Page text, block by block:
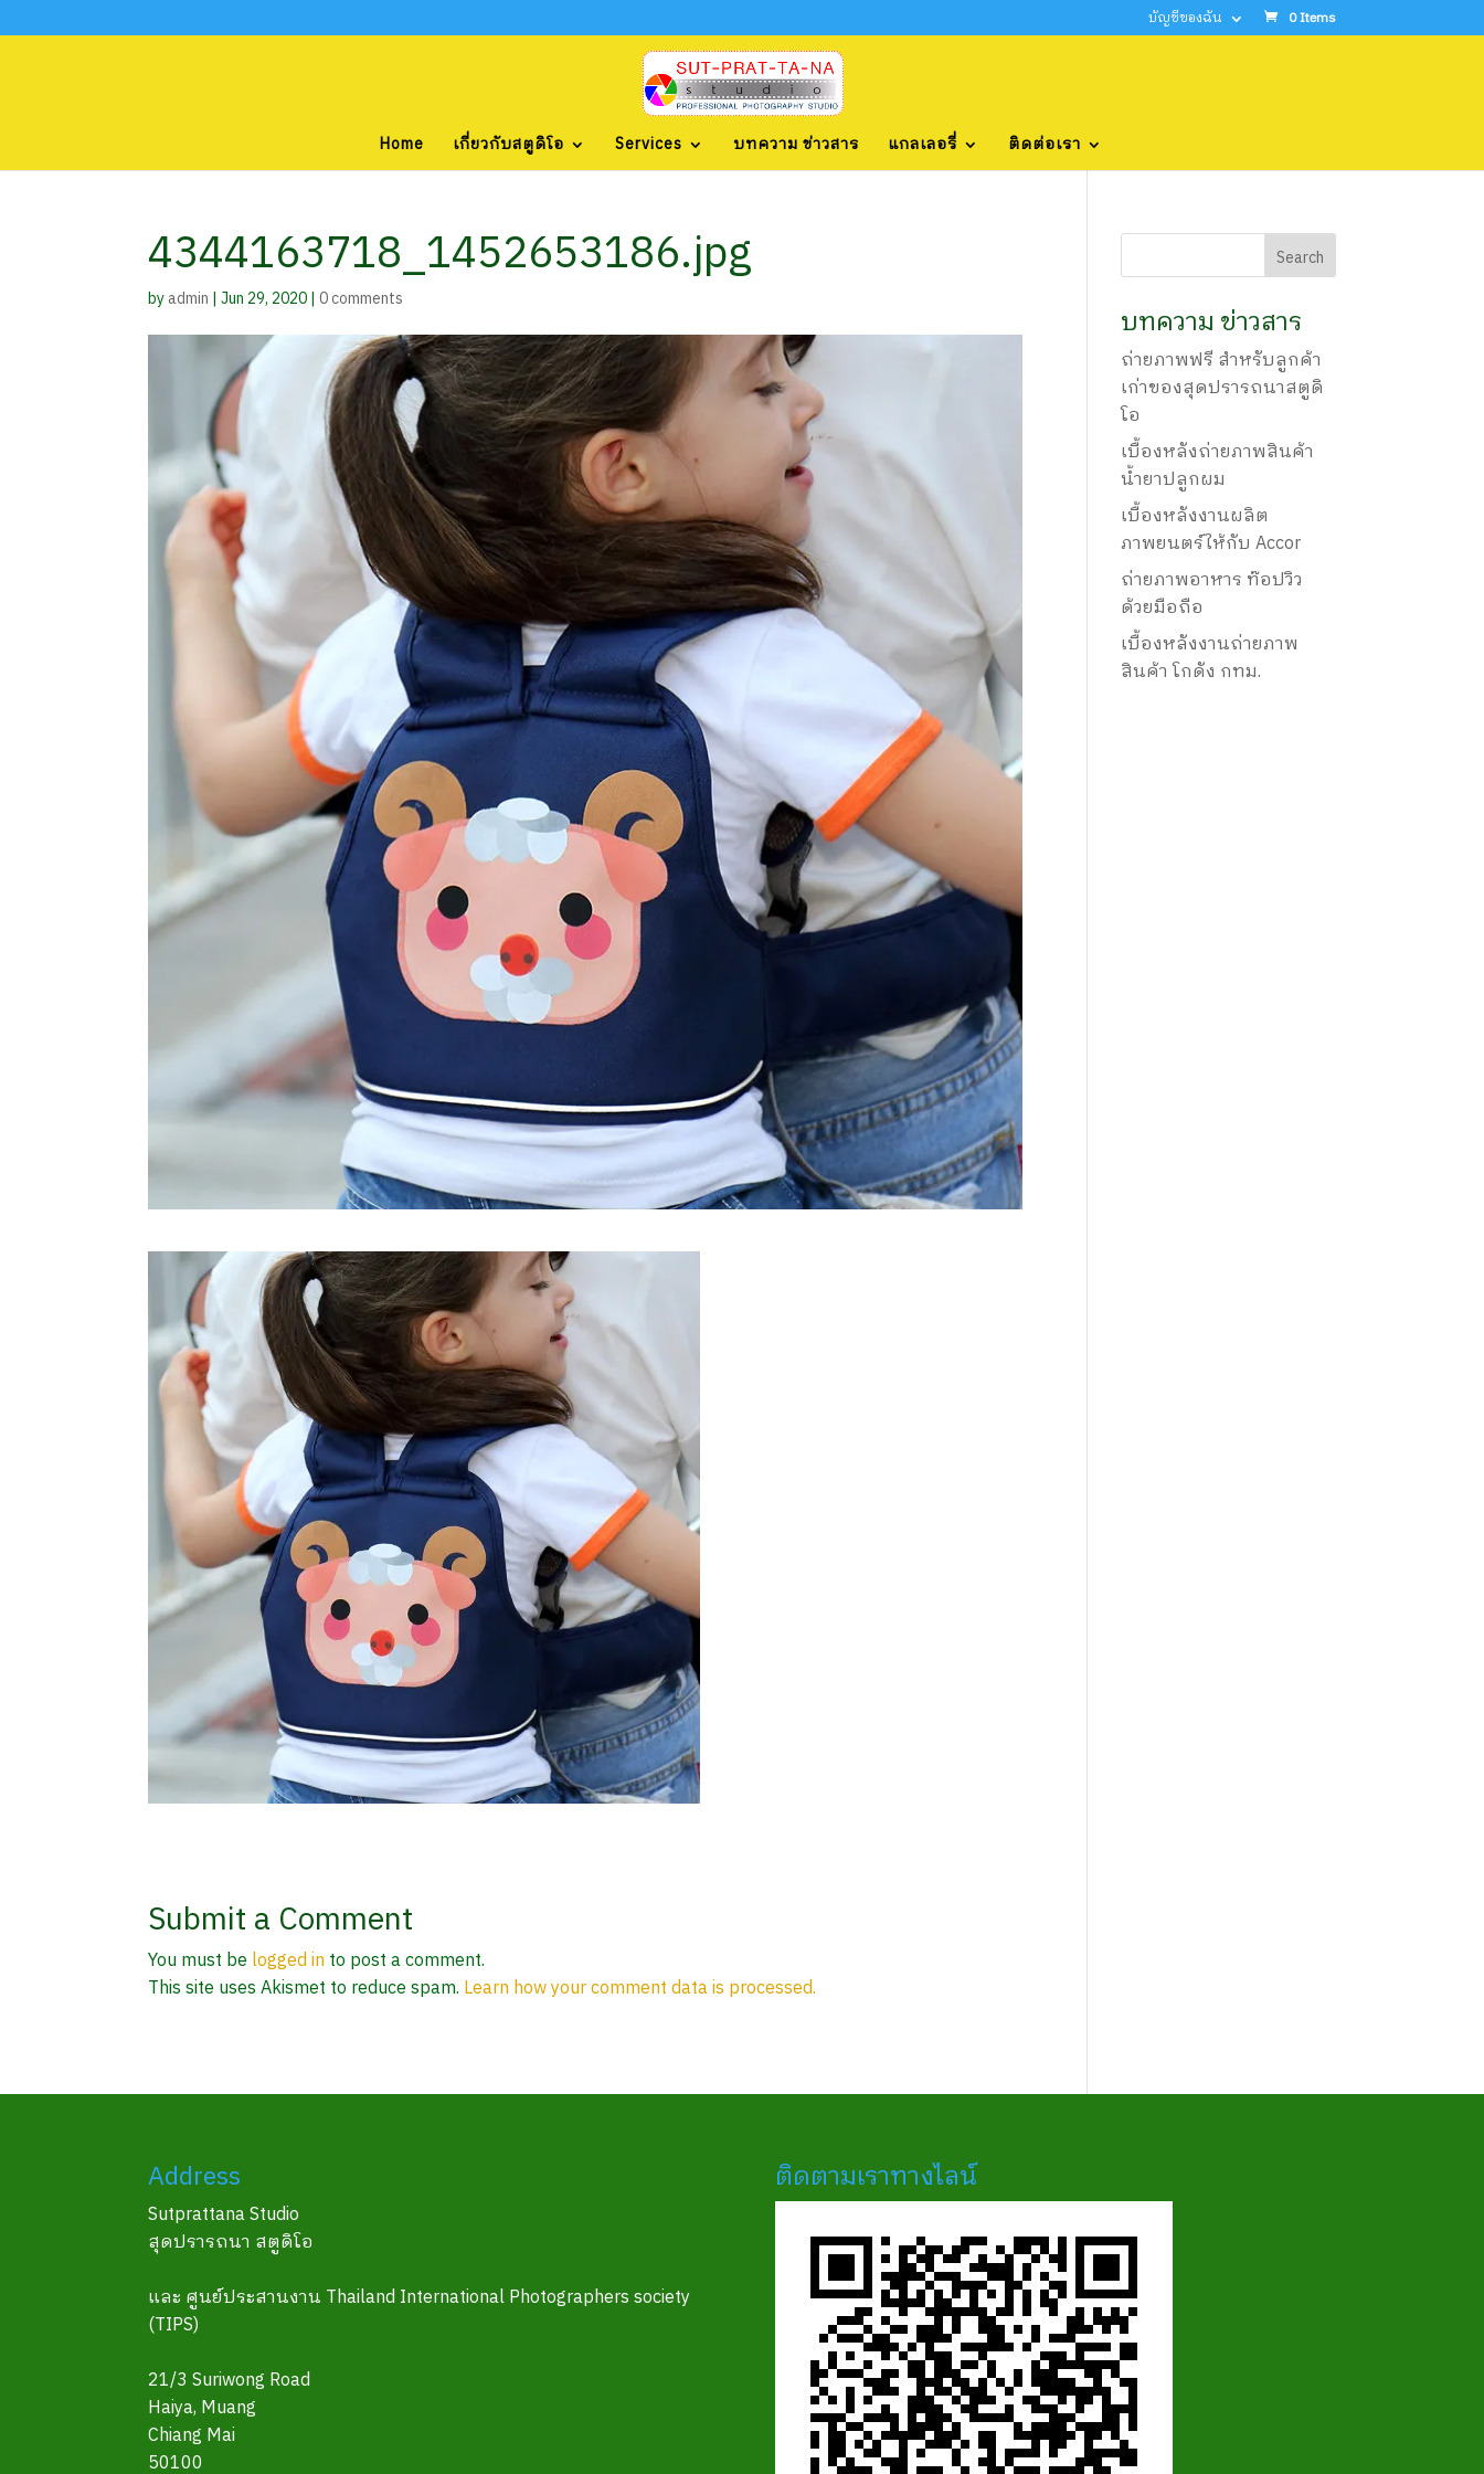
บัญชีของฉัน 0 Items
Home เกี่ยวกับสตูดิโอ Services บทความ ข่าวสาร แกลเลอรี่ ติดต่อเรา
4344163718_1452653186.jpg
byadmin |Jun 29, 2020|0 comments
Submit a Comment
You must be logged into post a comment.
This site uses Akismet to reduce spam. Learn how your comment data is processed.
บทความ ข่าวสาร
ถ่ายภาพฟรี สำหรับลูกค้า
เก่าของสุดปรารถนาสตูดิ
โอ
เบื้องหลังถ่ายภาพสินค้า
น้ำยาปลูกผม
เบื้องหลังงานผลิต
ภาพยนตร์ให้กับ Accor
ถ่ายภาพอาหาร ท๊อปวิว
ด้วยมือถือ
เบื้องหลังงานถ่ายภาพ
สินค้า โกดัง กทม.
Address
Sutprattana Studio
สุดปรารถนา สตูดิโอ
และ ศูนย์ประสานงาน Thailand International Photographers society
(TIPS)
21/3 Suriwong Road
Haiya, Muang
Chiang Mai
50100
ติดตามเราทางไลน์